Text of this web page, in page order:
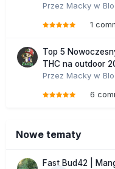
Przez Macky w
1
Top 5
THC na outdoor
Przez Macky w
6
Nowe tematy
Fast Bud42 |